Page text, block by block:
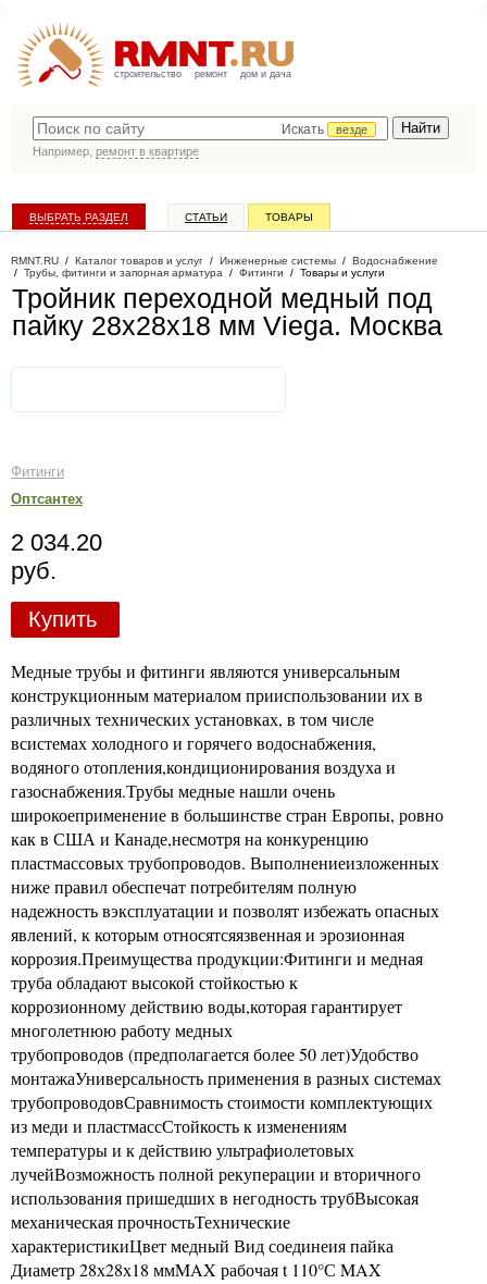
строительство ремонт дом и дача
Искать
везде
Например, ремонт в квартире
ВЫБРАТЬ РАЗДЕЛ СТАТЬИ ТОВАРЫ
RMNT.RU / Каталог товаров и услуг / Инженерные системы / Водоснабжение
/ Трубы, фитинги и запорная арматура / Фитинги / Товары и услуги
Тройник переходной медный под
пайку 28х28х18 мм Viega. Москва
Фитинги
Оптсантех
2 034.20
руб.
Купить
Медные трубы и фитинги являются универсальным
конструкционным материалом прииспользовании их в
различных технических установках, в том числе
всистемах холодного и горячего водоснабжения,
водяного отопления,кондиционирования воздуха и
газоснабжения.Трубы медные нашли очень
широкоеприменение в большинстве стран Европы, ровно
как в США и Канаде,несмотря на конкуренцию
пластмассовых трубопроводов. Выполнениеизложенных
ниже правил обеспечат потребителям полную
надежность вэксплуатации и позволят избежать опасных
явлений, к которым относятсяязвенная и эрозионная
коррозия.Преимущества продукции:Фитинги и медная
труба обладают высокой стойкостью к
коррозионному действию воды,которая гарантирует
многолетнюю работу медных
трубопроводов (предполагается более 50 лет)Удобство
монтажаУниверсальность применения в разных системах
трубопроводовСравнимость стоимости комплектующих
из меди и пластмассСтойкость к изменениям
температуры и к действию ультрафиолетовых
лучейВозможность полной рекуперации и вторичного
использования пришедших в негодность трубВысокая
механическая прочностьТехнические
характеристикиЦвет медный Вид соединеия пайка
Диаметр 28х28х18 ммMAX рабочая t 110°С MAX